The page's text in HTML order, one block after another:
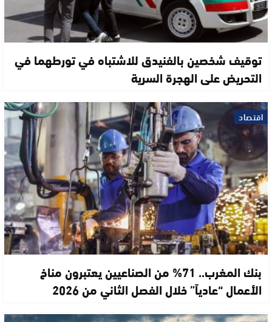
توقيف شخصين بالفنيدق للاشتباه في تورطهما في
التحريض على الهجرة السرية
اقتصاد
بنك المغرب.. 71% من الصناعيين يعتبرون مناخ
الأعمال “عادياً” خلال الفصل الثاني من 2026